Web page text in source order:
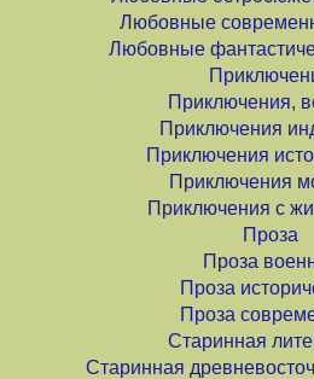
Любовные
Любовные
Приключения,
Приключения
Приключения
Приключения
Приключения с
Проза
Проза
Проза
Проза
Старинная
Старинная